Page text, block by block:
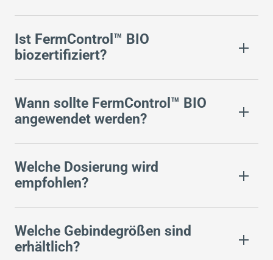
Ist FermControl™ BIO
biozertifiziert?
Wann sollte FermControl™ BIO
angewendet werden?
Welche Dosierung wird
empfohlen?
Welche Gebindegrößen sind
erhältlich?